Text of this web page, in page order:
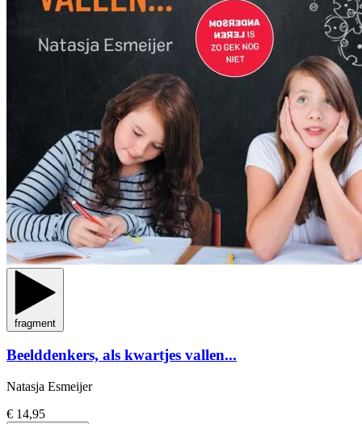
fragment
Beelddenkers, als kwartjes vallen...
Natasja Esmeijer
€ 14,95